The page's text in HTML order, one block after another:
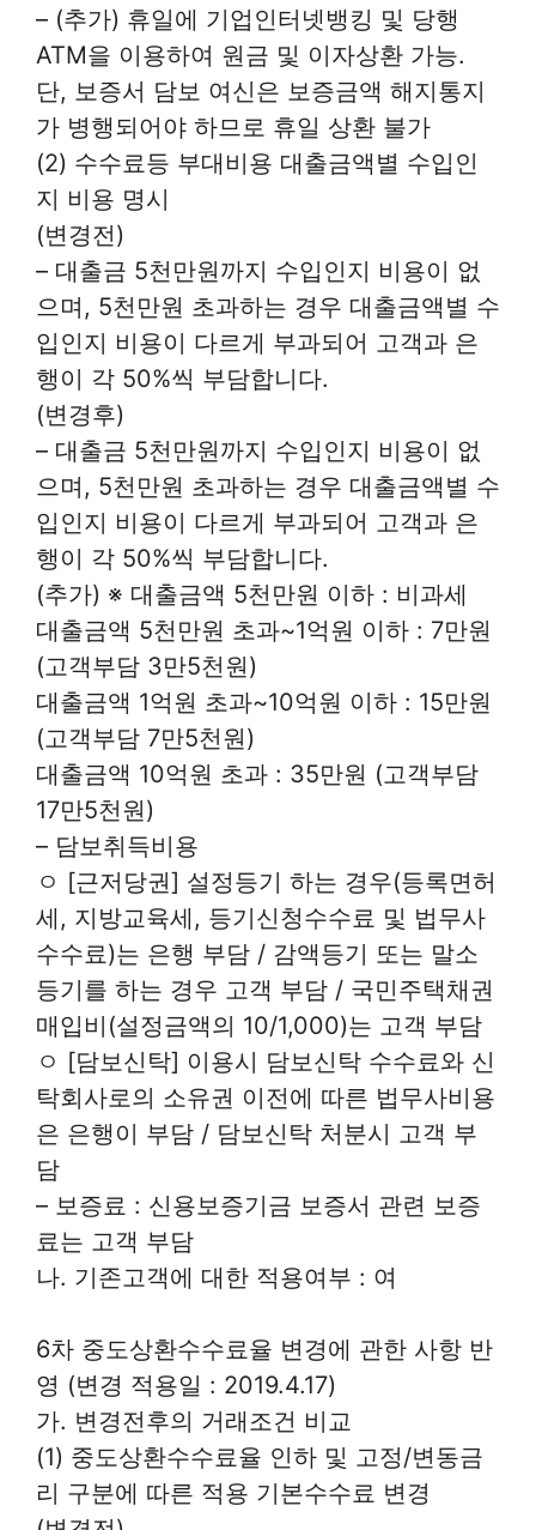
– (추가) 휴일에 기업인터넷뱅킹 및 당행
ATM을 이용하여 원금 및 이자상환 가능.
단, 보증서 담보 여신은 보증금액 해지통지
가 병행되어야 하므로 휴일 상환 불가
(2) 수수료등 부대비용 대출금액별 수입인
지 비용 명시
(변경전)
– 대출금 5천만원까지 수입인지 비용이 없
으며, 5천만원 초과하는 경우 대출금액별 수
입인지 비용이 다르게 부과되어 고객과 은
행이 각 50%씩 부담합니다.
(변경후)
– 대출금 5천만원까지 수입인지 비용이 없
으며, 5천만원 초과하는 경우 대출금액별 수
입인지 비용이 다르게 부과되어 고객과 은
행이 각 50%씩 부담합니다.
(추가) ※ 대출금액 5천만원 이하 : 비과세
대출금액 5천만원 초과~1억원 이하 : 7만원
(고객부담 3만5천원)
대출금액 1억원 초과~10억원 이하 : 15만원
(고객부담 7만5천원)
대출금액 10억원 초과 : 35만원 (고객부담
17만5천원)
– 담보취득비용
ㅇ [근저당권] 설정등기 하는 경우(등록면허
세, 지방교육세, 등기신청수수료 및 법무사
수수료)는 은행 부담 / 감액등기 또는 말소
등기를 하는 경우 고객 부담 / 국민주택채권
매입비(설정금액의 10/1,000)는 고객 부담
ㅇ [담보신탁] 이용시 담보신탁 수수료와 신
탁회사로의 소유권 이전에 따른 법무사비용
은 은행이 부담 / 담보신탁 처분시 고객 부
담
– 보증료 : 신용보증기금 보증서 관련 보증
료는 고객 부담
나. 기존고객에 대한 적용여부 : 여
6차 중도상환수수료율 변경에 관한 사항 반
영 (변경 적용일 : 2019.4.17)
가. 변경전후의 거래조건 비교
(1) 중도상환수수료율 인하 및 고정/변동금
리 구분에 따른 적용 기본수수료 변경